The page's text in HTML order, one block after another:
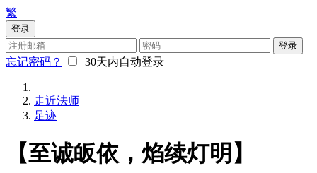
繁
登录
登录
忘记密码？ 30天内自动登录
走近法师
足迹
【至诚皈依，焰续灯明】